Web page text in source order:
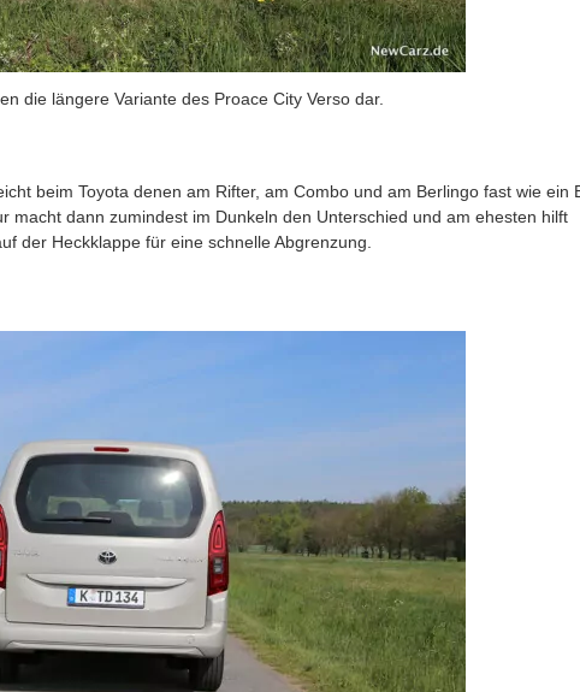
die längere Variante des Proace City Verso dar.
beim Toyota denen am Rifter, am Combo und am Berlingo fast wie ein
macht dann zumindest im Dunkeln den Unterschied und am ehesten hilft
der Heckklappe für eine schnelle Abgrenzung.